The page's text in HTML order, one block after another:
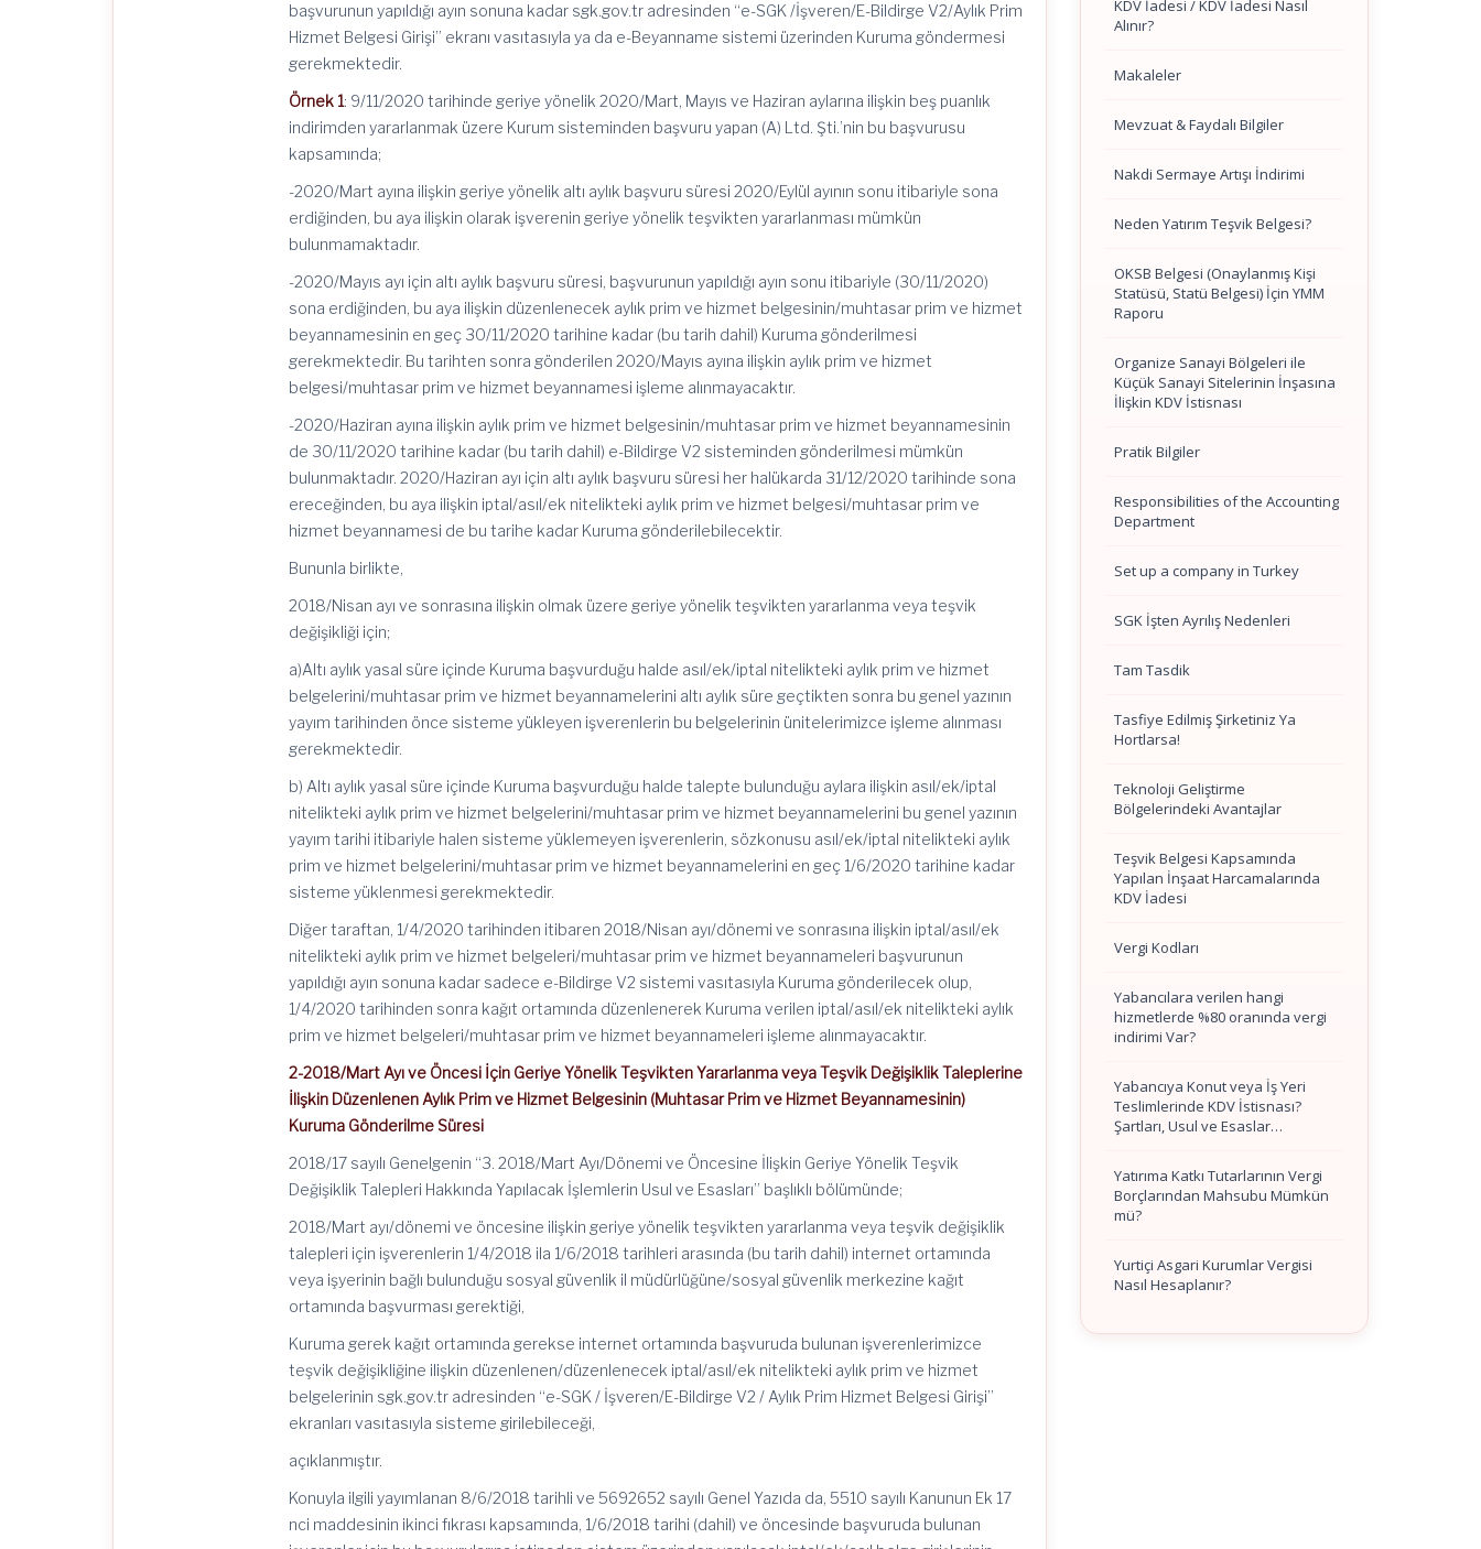
başvurunun yapıldığı ayın sonuna kadar sgk.gov.tr adresinden “e-SGK /İşveren/E-Bildirge V2/Aylık Prim
Hizmet Belgesi Girişi” ekranı vasıtasıyla ya da e-Beyanname sistemi üzerinden Kuruma göndermesi
gerekmektedir.
Örnek 1: 9/11/2020 tarihinde geriye yönelik 2020/Mart, Mayıs ve Haziran aylarına ilişkin beş puanlık
indirimden yararlanmak üzere Kurum sisteminden başvuru yapan (A) Ltd. Şti.’nin bu başvurusu
kapsamında;
-2020/Mart ayına ilişkin geriye yönelik altı aylık başvuru süresi 2020/Eylül ayının sonu itibariyle sona
erdiğinden, bu aya ilişkin olarak işverenin geriye yönelik teşvikten yararlanması mümkün
bulunmamaktadır.
-2020/Mayıs ayı için altı aylık başvuru süresi, başvurunun yapıldığı ayın sonu itibariyle (30/11/2020)
sona erdiğinden, bu aya ilişkin düzenlenecek aylık prim ve hizmet belgesinin/muhtasar prim ve hizmet
beyannamesinin en geç 30/11/2020 tarihine kadar (bu tarih dahil) Kuruma gönderilmesi
gerekmektedir. Bu tarihten sonra gönderilen 2020/Mayıs ayına ilişkin aylık prim ve hizmet
belgesi/muhtasar prim ve hizmet beyannamesi işleme alınmayacaktır.
-2020/Haziran ayına ilişkin aylık prim ve hizmet belgesinin/muhtasar prim ve hizmet beyannamesinin
de 30/11/2020 tarihine kadar (bu tarih dahil) e-Bildirge V2 sisteminden gönderilmesi mümkün
bulunmaktadır. 2020/Haziran ayı için altı aylık başvuru süresi her halükarda 31/12/2020 tarihinde sona
ereceğinden, bu aya ilişkin iptal/asıl/ek nitelikteki aylık prim ve hizmet belgesi/muhtasar prim ve
hizmet beyannamesi de bu tarihe kadar Kuruma gönderilebilecektir.
Bununla birlikte,
2018/Nisan ayı ve sonrasına ilişkin olmak üzere geriye yönelik teşvikten yararlanma veya teşvik
değişikliği için;
a)Altı aylık yasal süre içinde Kuruma başvurduğu halde asıl/ek/iptal nitelikteki aylık prim ve hizmet
belgelerini/muhtasar prim ve hizmet beyannamelerini altı aylık süre geçtikten sonra bu genel yazının
yayım tarihinden önce sisteme yükleyen işverenlerin bu belgelerinin ünitelerimizce işleme alınması
gerekmektedir.
b) Altı aylık yasal süre içinde Kuruma başvurduğu halde talepte bulunduğu aylara ilişkin asıl/ek/iptal
nitelikteki aylık prim ve hizmet belgelerini/muhtasar prim ve hizmet beyannamelerini bu genel yazının
yayım tarihi itibariyle halen sisteme yüklemeyen işverenlerin, sözkonusu asıl/ek/iptal nitelikteki aylık
prim ve hizmet belgelerini/muhtasar prim ve hizmet beyannamelerini en geç 1/6/2020 tarihine kadar
sisteme yüklenmesi gerekmektedir.
Diğer taraftan, 1/4/2020 tarihinden itibaren 2018/Nisan ayı/dönemi ve sonrasına ilişkin iptal/asıl/ek
nitelikteki aylık prim ve hizmet belgeleri/muhtasar prim ve hizmet beyannameleri başvurunun
yapıldığı ayın sonuna kadar sadece e-Bildirge V2 sistemi vasıtasıyla Kuruma gönderilecek olup,
1/4/2020 tarihinden sonra kağıt ortamında düzenlenerek Kuruma verilen iptal/asıl/ek nitelikteki aylık
prim ve hizmet belgeleri/muhtasar prim ve hizmet beyannameleri işleme alınmayacaktır.
2-2018/Mart Ayı ve Öncesi İçin Geriye Yönelik Teşvikten Yararlanma veya Teşvik Değişiklik Taleplerine
İlişkin Düzenlenen Aylık Prim ve Hizmet Belgesinin (Muhtasar Prim ve Hizmet Beyannamesinin)
Kuruma Gönderilme Süresi
2018/17 sayılı Genelgenin “3. 2018/Mart Ayı/Dönemi ve Öncesine İlişkin Geriye Yönelik Teşvik
Değişiklik Talepleri Hakkında Yapılacak İşlemlerin Usul ve Esasları” başlıklı bölümünde;
2018/Mart ayı/dönemi ve öncesine ilişkin geriye yönelik teşvikten yararlanma veya teşvik değişiklik
talepleri için işverenlerin 1/4/2018 ila 1/6/2018 tarihleri arasında (bu tarih dahil) internet ortamında
veya işyerinin bağlı bulunduğu sosyal güvenlik il müdürlüğüne/sosyal güvenlik merkezine kağıt
ortamında başvurması gerektiği,
Kuruma gerek kağıt ortamında gerekse internet ortamında başvuruda bulunan işverenlerimizce
teşvik değişikliğine ilişkin düzenlenen/düzenlenecek iptal/asıl/ek nitelikteki aylık prim ve hizmet
belgelerinin sgk.gov.tr adresinden “e-SGK / İşveren/E-Bildirge V2 / Aylık Prim Hizmet Belgesi Girişi”
ekranları vasıtasıyla sisteme girilebileceği,
açıklanmıştır.
Konuyla ilgili yayımlanan 8/6/2018 tarihli ve 5692652 sayılı Genel Yazıda da, 5510 sayılı Kanunun Ek 17
nci maddesinin ikinci fıkrası kapsamında, 1/6/2018 tarihi (dahil) ve öncesinde başvuruda bulunan
KDV İadesi / KDV İadesi Nasıl
Alınır?
Makaleler
Mevzuat & Faydalı Bilgiler
Nakdi Sermaye Artışı İndirimi
Neden Yatırım Teşvik Belgesi?
OKSB Belgesi (Onaylanmış Kişi
Statüsü, Statü Belgesi) İçin YMM
Raporu
Organize Sanayi Bölgeleri ile
Küçük Sanayi Sitelerinin İnşasına
İlişkin KDV İstisnası
Pratik Bilgiler
Responsibilities of the Accounting
Department
Set up a company in Turkey
SGK İşten Ayrılış Nedenleri
Tam Tasdik
Tasfiye Edilmiş Şirketiniz Ya
Hortlarsa!
Teknoloji Geliştirme
Bölgelerindeki Avantajlar
Teşvik Belgesi Kapsamında
Yapılan İnşaat Harcamalarında
KDV İadesi
Vergi Kodları
Yabancılara verilen hangi
hizmetlerde %80 oranında vergi
indirimi Var?
Yabancıya Konut veya İş Yeri
Teslimlerinde KDV İstisnası?
Şartları, Usul ve Esaslar…
Yatırıma Katkı Tutarlarının Vergi
Borçlarından Mahsubu Mümkün
mü?
Yurtiçi Asgari Kurumlar Vergisi
Nasıl Hesaplanır?